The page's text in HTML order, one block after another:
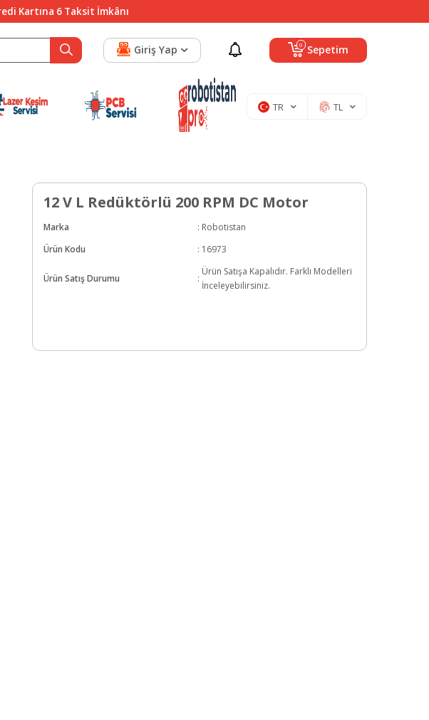
Kartına 6 Taksit İmkânı
0 Sepetim
Giriş Yap
TR TL
12 V L Redüktörlü 200 RPM DC Motor
Marka : Robotistan
Ürün Kodu
: 16973
Ürün Satış Durumu :
Ürün Satışa Kapalıdır. Farklı Modelleri
İnceleyebilirsiniz.